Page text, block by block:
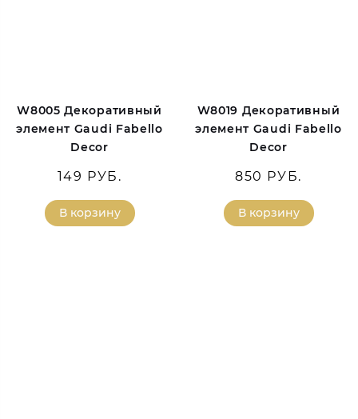
W8005 Декоративный
элемент Gaudi Fabello
Decor
149 РУБ.
В корзину
W8019 Декоративный
элемент Gaudi Fabello
Decor
850 РУБ.
В корзину